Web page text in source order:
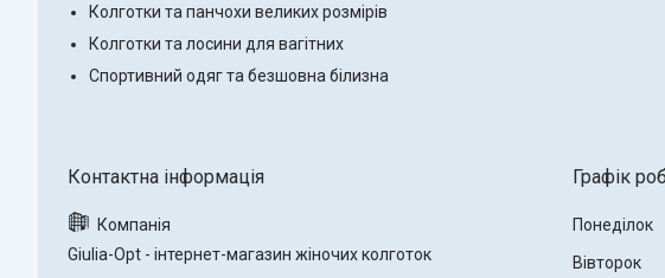
Колготки та панчохи великих розмірів
Колготки та лосини для вагітних
Спортивний одяг та безшовна білизна
Giulia-Opt - інтернет-магазин жіночих колготок
Графік
Понеділок
Вівторок